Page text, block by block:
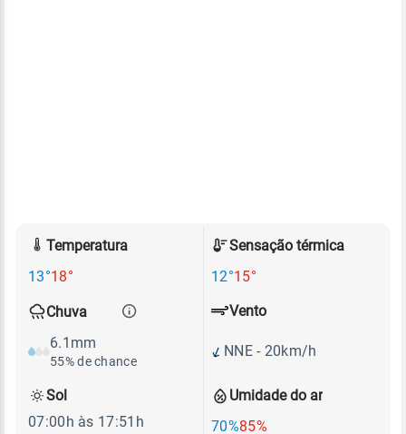
Temperatura
13°18°
Sensação térmica
12°15°
Chuva
6.1mm
55% de chance
Umidade do ar
70%85%
Vento
NNE - 20km/h
Sol
07:00h às 17:51h